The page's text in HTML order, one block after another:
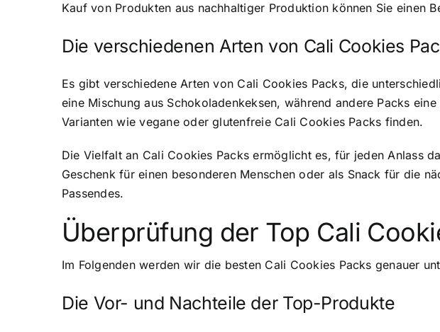
Kauf von Produkten aus nachhaltiger Produktion können Sie einen
Die verschiedenen Arten von Cali Cookies
Es gibt verschiedene Arten von Cali Cookies Packs, die
eine Mischung aus Schokoladenkeksen, während andere Packs
Varianten wie vegane oder glutenfreie Cali Cookies Packs finden.
Die Vielfalt an Cali Cookies Packs ermöglicht es, für jeden Anlass
Geschenk für einen besonderen Menschen oder als Snack für die
Passendes.
Überprüfung der Top Cali
Im Folgenden werden wir die besten Cali Cookies Packs genauer
Die Vor- und Nachteile der Top-Produkte